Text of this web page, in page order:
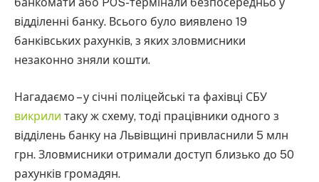
відділенні банку. Всього було виявлено 19
банківських рахунків, з яких зловмисники
незаконно зняли кошти.
Нагадаємо – у січні поліцейські та фахівці СБУ
викрили таку ж схему, тоді працівники одного з
відділень банку на Львівщині привласнили 5 млн
грн. Зловмисники отримали доступ близько до 50
рахунків громадян.